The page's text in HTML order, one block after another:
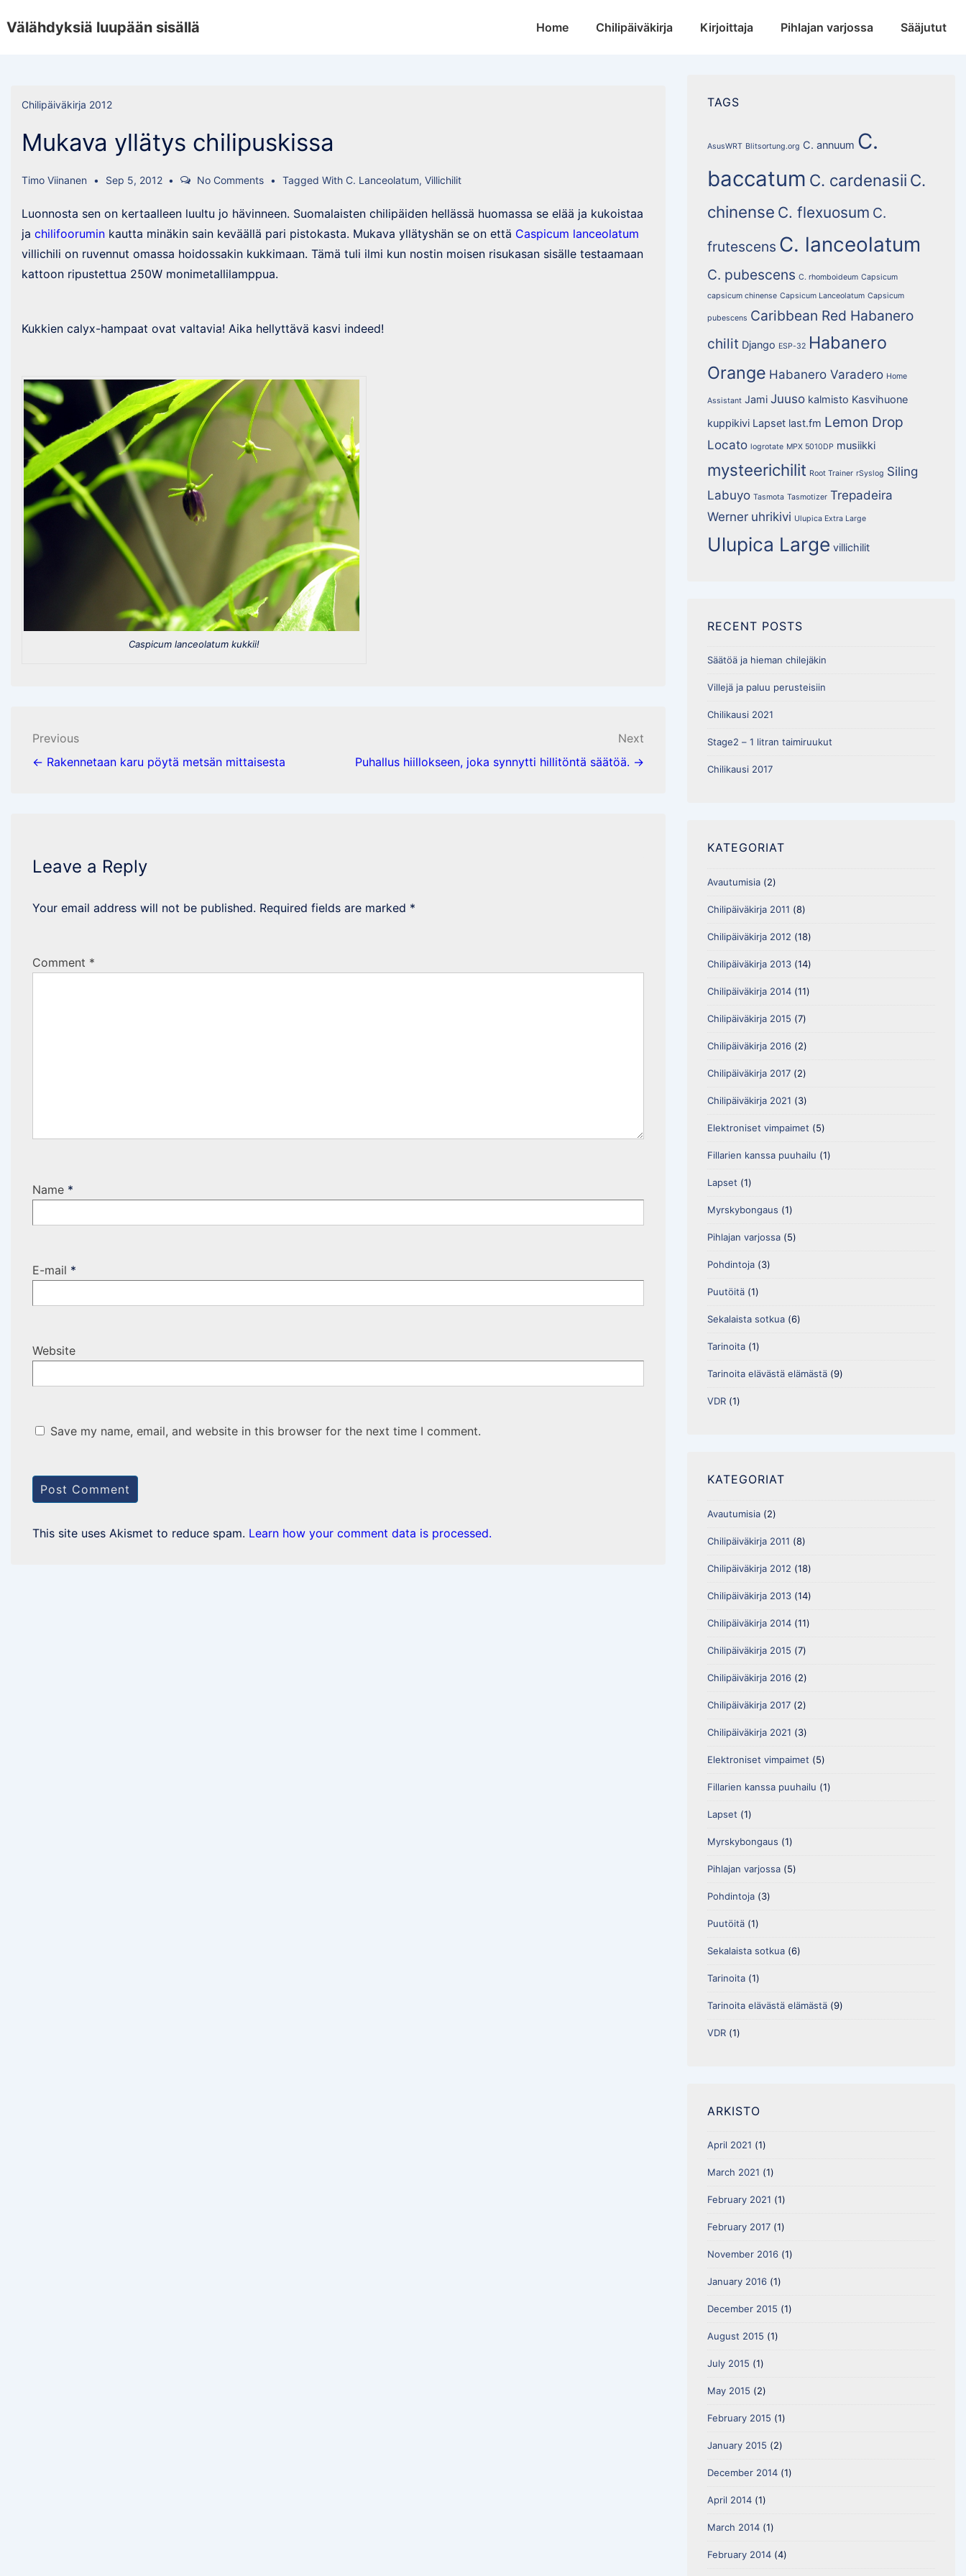
Skip
Välähdyksiä luupään sisällä
MainHome Chilipäiväkirja Kirjoittaja Pihlajan varjossa Sääjutut
Chilipäiväkirja 2012
Mukava yllätys chilipuskissa
Timo Viinanen Sep 5, 2012 No Comments Tagged With C. Lanceolatum, Villichilit
Luonnosta sen on kertaalleen luultu jo hävinneen. Suomalaisten chilipäiden hellässä huomassa se elää ja kukoistaa
ja chilifoorumin kautta minäkin sain keväällä pari pistokasta. Mukava yllätyshän se on että Caspicum lanceolatum
villichili on ruvennut omassa hoidossakin kukkimaan. Tämä tuli ilmi kun nostin moisen risukasan sisälle testaamaan
kattoon ripustettua 250W monimetallilamppua.
Kukkien calyx-hampaat ovat valtavia! Aika hellyttävä kasvi indeed!
Caspicum lanceolatum kukkii!
Post
navigation
Previous
← Rakennetaan karu pöytä metsän mittaisesta
Next
Puhallus hiillokseen, joka synnytti hillitöntä säätöä. →
Leave a Reply
Your email address will not be published. Required fields are marked *
Comment *
Name *
E-mail *
Website
Save my name, email, and website in this browser for the next time I comment.
This site uses Akismet to reduce spam. Learn how your comment data is processed.
TAGS
AsusWRT Blitsortung.org C. annuum C.
baccatum C. cardenasii C.
chinense C. flexuosum C.
frutescens C. lanceolatum
C. pubescens C. rhomboideum Capsicum
capsicum chinense Capsicum Lanceolatum Capsicum
pubescens Caribbean Red Habanero
chilit Django ESP-32 Habanero
Orange Habanero Varadero Home
Assistant Jami Juuso kalmisto Kasvihuone
kuppikivi Lapset last.fm Lemon Drop
Locato logrotate MPX 5010DP musiikki
mysteerichilit Root Trainer rSyslog Siling
Labuyo Tasmota Tasmotizer Trepadeira
Werner uhrikivi Ulupica Extra Large
Ulupica Large villichilit
RECENT POSTS
Säätöä ja hieman chilejäkin
Villejä ja paluu perusteisiin
Chilikausi 2021
Stage2 – 1 litran taimiruukut
Chilikausi 2017
KATEGORIAT
Avautumisia(2)
Chilipäiväkirja 2011 (8)
Chilipäiväkirja 2012 (18)
Chilipäiväkirja 2013(14)
Chilipäiväkirja 2014(11)
Chilipäiväkirja 2015 (7)
Chilipäiväkirja 2016(2)
Chilipäiväkirja 2017(2)
Chilipäiväkirja 2021 (3)
Elektroniset vimpaimet (5)
Fillarien kanssa puuhailu (1)
Lapset (1)
Myrskybongaus (1)
Pihlajan varjossa(5)
Pohdintoja(3)
Puutöitä(1)
Sekalaista sotkua(6)
Tarinoita(1)
Tarinoita elävästä elämästä(9)
VDR(1)
KATEGORIAT
Avautumisia(2)
Chilipäiväkirja 2011 (8)
Chilipäiväkirja 2012 (18)
Chilipäiväkirja 2013(14)
Chilipäiväkirja 2014(11)
Chilipäiväkirja 2015 (7)
Chilipäiväkirja 2016(2)
Chilipäiväkirja 2017(2)
Chilipäiväkirja 2021 (3)
Elektroniset vimpaimet (5)
Fillarien kanssa puuhailu (1)
Lapset (1)
Myrskybongaus (1)
Pihlajan varjossa(5)
Pohdintoja(3)
Puutöitä(1)
Sekalaista sotkua(6)
Tarinoita(1)
Tarinoita elävästä elämästä(9)
VDR(1)
ARKISTO
April 2021 (1)
March 2021 (1)
February 2021 (1)
February 2017(1)
November 2016(1)
January 2016(1)
December 2015 (1)
August 2015 (1)
July 2015 (1)
May 2015 (2)
February 2015 (1)
January 2015 (2)
December 2014(1)
April 2014(1)
March 2014(1)
February 2014(4)